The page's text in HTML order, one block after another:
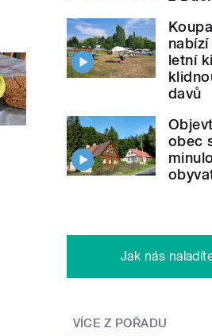
letní
davů
obec
Jak nás
VÍCE Z POŘADU